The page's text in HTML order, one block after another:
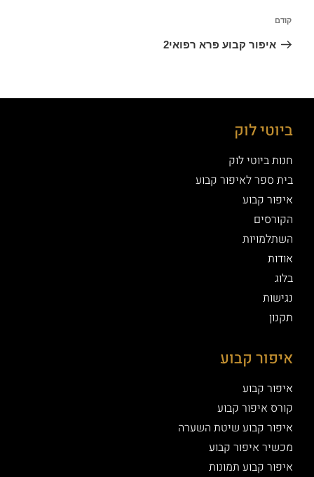
קודם
איפור קבוע פרא רפואי2
ביוטי לוק
חנות ביוטי לוק
בית ספר לאיפור קבוע
איפור קבוע
הקורסים
השתלמויות
אודות
בלוג
נגישות
תקנון
איפור קבוע
איפור קבוע
קורס איפור קבוע
איפור קבוע שיטת השערה
מכשיר איפור קבוע
איפור קבוע תמונות